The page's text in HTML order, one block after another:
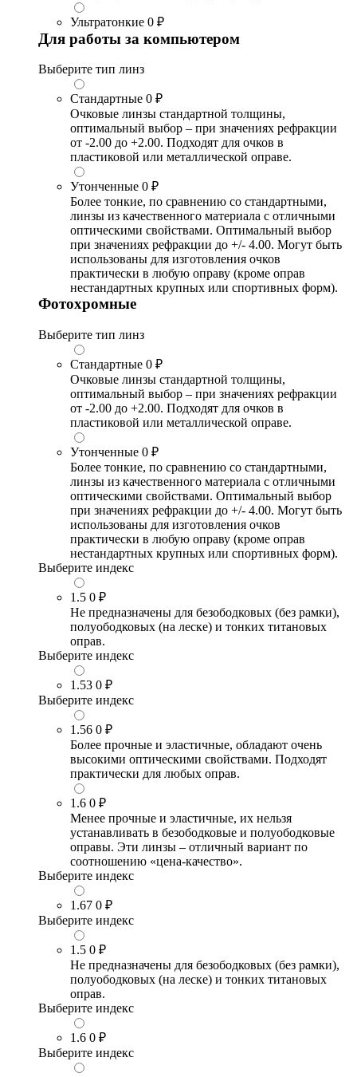
Ультратонкие 0 ₽
Для работы за компьютером
Выберите тип линз
Стандартные 0 ₽
Очковые линзы стандартной толщины,
оптимальный выбор – при значениях рефракции
от -2.00 до +2.00. Подходят для очков в
пластиковой или металлической оправе.
Утонченные 0 ₽
Более тонкие, по сравнению со стандартными,
линзы из качественного материала с отличными
оптическими свойствами. Оптимальный выбор
при значениях рефракции до +/- 4.00. Могут быть
использованы для изготовления очков
практически в любую оправу (кроме оправ
нестандартных крупных или спортивных форм).
Фотохромные
Выберите тип линз
Стандартные 0 ₽
Очковые линзы стандартной толщины,
оптимальный выбор – при значениях рефракции
от -2.00 до +2.00. Подходят для очков в
пластиковой или металлической оправе.
Утонченные 0 ₽
Более тонкие, по сравнению со стандартными,
линзы из качественного материала с отличными
оптическими свойствами. Оптимальный выбор
при значениях рефракции до +/- 4.00. Могут быть
использованы для изготовления очков
практически в любую оправу (кроме оправ
нестандартных крупных или спортивных форм).
Выберите индекс
1.5 0 ₽
Не предназначены для безободковых (без рамки),
полуободковых (на леске) и тонких титановых
оправ.
Выберите индекс
1.53 0 ₽
Выберите индекс
1.56 0 ₽
Более прочные и эластичные, обладают очень
высокими оптическими свойствами. Подходят
практически для любых оправ.
1.6 0 ₽
Менее прочные и эластичные, их нельзя
устанавливать в безободковые и полуободковые
оправы. Эти линзы – отличный вариант по
соотношению «цена-качество».
Выберите индекс
1.67 0 ₽
Выберите индекс
1.5 0 ₽
Не предназначены для безободковых (без рамки),
полуободковых (на леске) и тонких титановых
оправ.
Выберите индекс
1.6 0 ₽
Выберите индекс